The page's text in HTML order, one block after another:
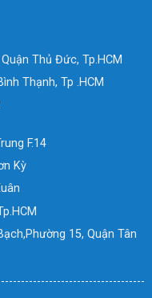
Thủ Đức, Tp.HCM
Thạnh, Tp .HCM
F.14
Kỳ
15, Quận Tân